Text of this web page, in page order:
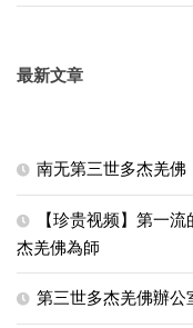
最新文章
南无第三世多杰羌佛
【珍贵视频】第一
杰羌佛為師
第三世多杰羌佛辦公